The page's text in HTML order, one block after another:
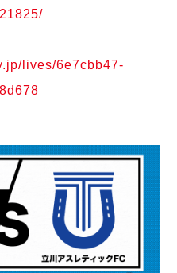
lives/6e7cbb47-